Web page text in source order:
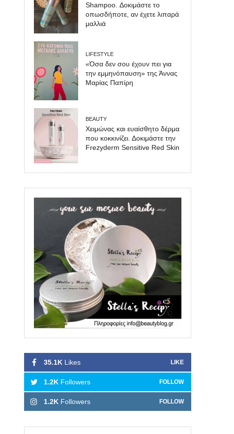
Shampoo. Δοκιμάστε το
οπωσδήποτε, αν έχετε λιπαρά
μαλλιά
LIFESTYLE
«Όσα δεν σου έχουν πει για
την εμμηνόπαυση» της Άννας
Μαρίας Παπίρη
BEAUTY
Χειμώνας και ευαίσθητο δέρμα
που κοκκινίζει. Δοκιμάστε την
Frezyderm Sensitive Red Skin
35.1K Likes LIKE
1.2K Followers FOLLOW
1.2K Followers FOLLOW